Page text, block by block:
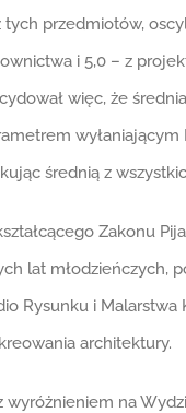
tych przedmiotów,
i 5,0 – z
więc, że
średnią z
Zakonu
lat młodzieńczych,
Rysunku i
architektury.
na